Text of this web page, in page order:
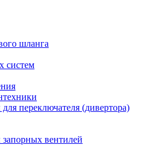
шланга
систем
переключателя (дивертора)
вентилей